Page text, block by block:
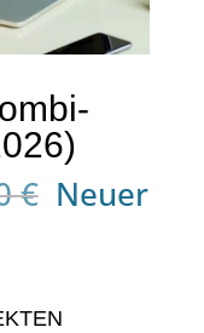
€
Preis
Neuer
€.